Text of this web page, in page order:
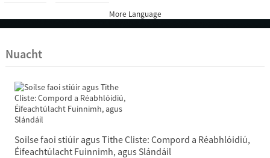
More Language
Nuacht
Soilse faoi stiúir agus Tithe Cliste: Compord a Réabhlóidiú,
Éifeachtúlacht Fuinnimh, agus Slándáil